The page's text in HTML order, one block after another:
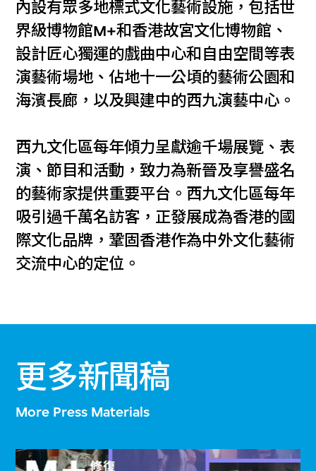
內設有眾多地標式文化藝術設施，包括世
界級博物館M+和香港故宮文化博物館、
設計匠心獨運的戲曲中心和自由空間等表
演藝術場地、佔地十一公頃的藝術公園和
海濱長廊，以及興建中的西九演藝中心。
西九文化區每年傾力呈獻逾千場展覽、表
演、節目和活動，致力為新晉及享譽盛名
的藝術家提供重要平台。西九文化區每年
吸引過千萬名訪客，正發展成為香港的國
際文化品牌，鞏固香港作為中外文化藝術
交流中心的定位。
更多新聞稿
More Press Materials